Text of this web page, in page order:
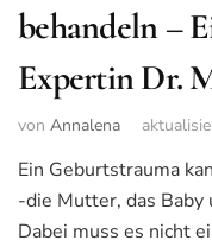
behandeln –
Expertin Dr.
von Annalena
Ein Geburtstrauma
-die Mutter, das Baby
Dabei muss es nicht